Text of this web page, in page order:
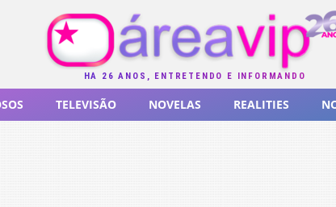
HÁ 26 ANOS, ENTRETENDO E INFORMANDO
TELEVISÃO NOVELAS REALITIES